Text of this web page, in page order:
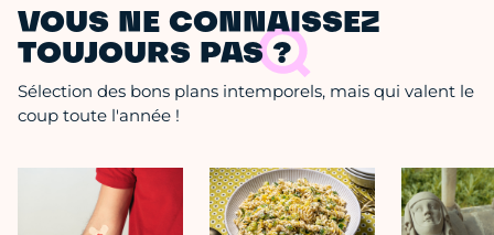
VOUS NE CONNAISSEZ
TOUJOURS PAS ?
Sélection des bons plans intemporels, mais qui valent le
coup toute l'année !